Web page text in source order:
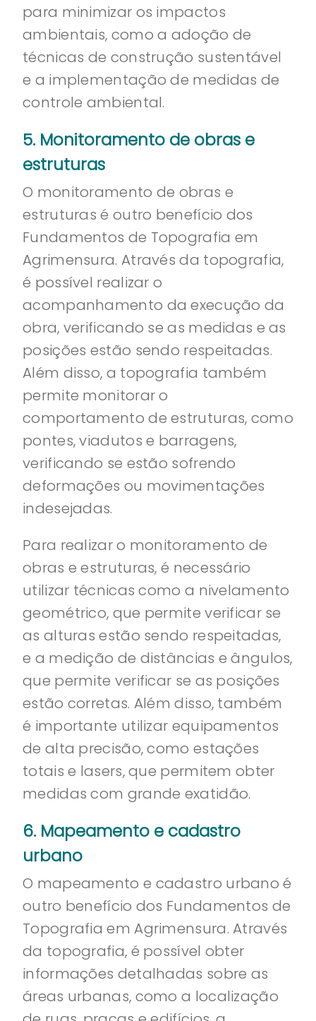
para minimizar os impactos
ambientais, como a adoção de
técnicas de construção sustentável
e a implementação de medidas de
controle ambiental.
5. Monitoramento de obras e
estruturas
O monitoramento de obras e
estruturas é outro benefício dos
Fundamentos de Topografia em
Agrimensura. Através da topografia,
é possível realizar o
acompanhamento da execução da
obra, verificando se as medidas e as
posições estão sendo respeitadas.
Além disso, a topografia também
permite monitorar o
comportamento de estruturas, como
pontes, viadutos e barragens,
verificando se estão sofrendo
deformações ou movimentações
indesejadas.
Para realizar o monitoramento de
obras e estruturas, é necessário
utilizar técnicas como a nivelamento
geométrico, que permite verificar se
as alturas estão sendo respeitadas,
e a medição de distâncias e ângulos,
que permite verificar se as posições
estão corretas. Além disso, também
é importante utilizar equipamentos
de alta precisão, como estações
totais e lasers, que permitem obter
medidas com grande exatidão.
6. Mapeamento e cadastro
urbano
O mapeamento e cadastro urbano é
outro benefício dos Fundamentos de
Topografia em Agrimensura. Através
da topografia, é possível obter
informações detalhadas sobre as
áreas urbanas, como a localização